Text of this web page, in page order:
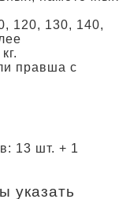
120, 130, 140,
правша с
13 шт. + 1
указать